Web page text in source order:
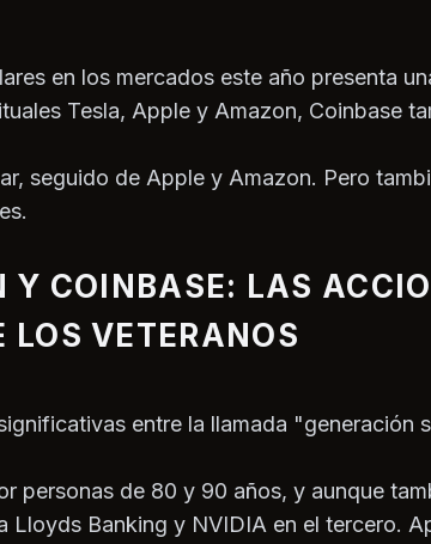
en los mercados este año presenta
Tesla, Apple y Amazon, Coinbase
seguido de Apple y Amazon. Pero
COINBASE: LAS
LOS VETERANOS
entre la llamada "generación
personas de 80 y 90 años, y aunque
Lloyds Banking y NVIDIA en el tercero.